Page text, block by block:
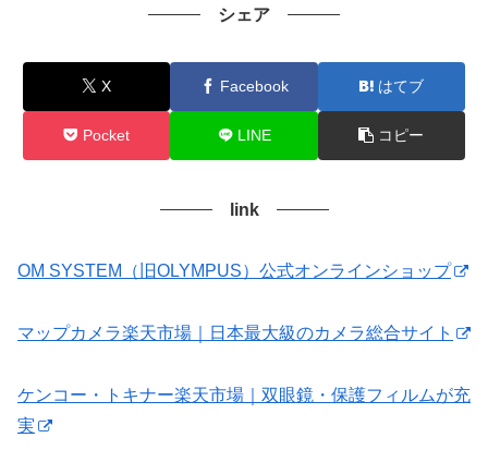
シェア
X Facebook はてブ
Pocket LINE コピー
link
OM SYSTEM（旧OLYMPUS）公式オンラインショップ
マップカメラ楽天市場｜日本最大級のカメラ総合サイト
ケンコー・トキナー楽天市場｜双眼鏡・保護フィルムが充
実